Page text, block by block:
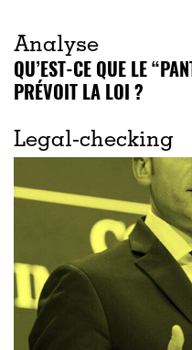
Analyse
QU’EST-CE QUE LE
PRÉVOIT LA LOI ?
Legal-checking